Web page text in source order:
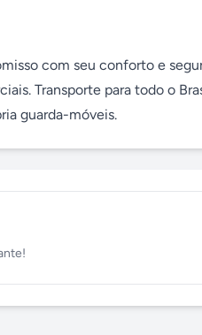
com seu conforto e
Transporte para todo o
guarda-móveis.